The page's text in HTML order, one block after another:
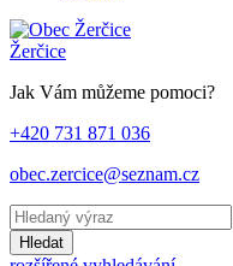
Žerčice
Jak Vám můžeme pomoci?
+420 731 871 036
obec.zercice@seznam.cz
Hledat